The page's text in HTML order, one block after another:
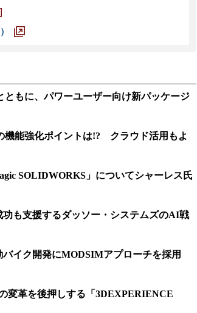
ともに、パワーユーザー向け新パッケージ
機能強化ポイントは!? クラウド活用もよ
SOLIDWORKS」についてシャーレス氏
も支援するダッソー・システムズのAI戦
イク開発にMODSIMアプローチを採用
変革を後押しする「3DEXPERIENCE